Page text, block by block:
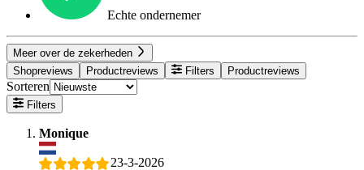
Echte ondernemer
Meer over de zekerheden
Shopreviews
Productreviews Filters Productreviews
Sorteren
Filters
Monique
23-3-2026